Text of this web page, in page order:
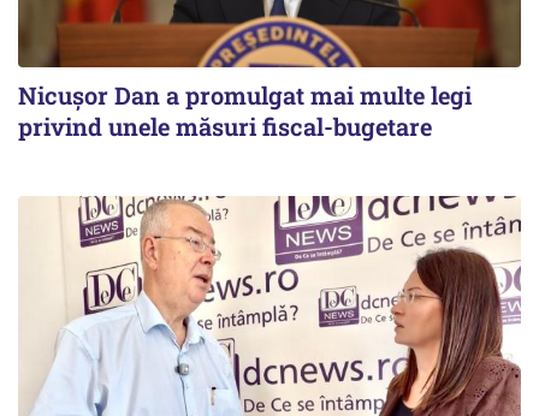
Nicușor Dan a promulgat mai multe legi
privind unele măsuri fiscal-bugetare